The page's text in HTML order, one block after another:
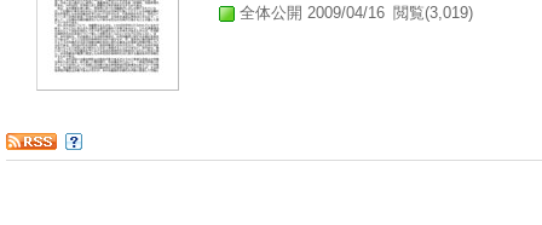
全体公開 2009/04/16 閲覧(3,019)